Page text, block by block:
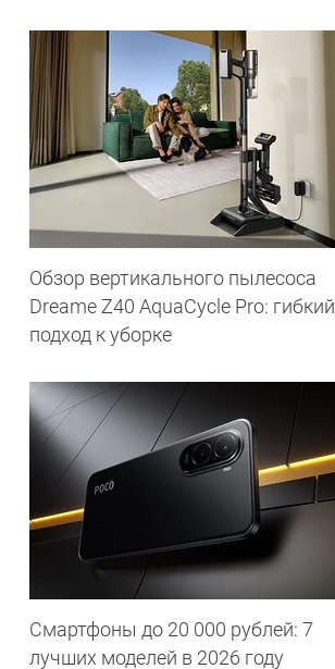
Обзор вертикального пылесоса
Dreame Z40 AquaCycle Pro: гибкий
подход к уборке
Смартфоны до 20 000 рублей: 7
лучших моделей в 2026 году